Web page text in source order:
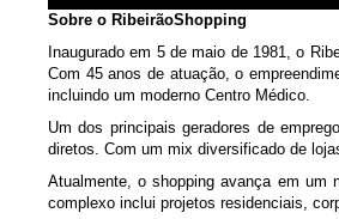
Sobre o RibeirãoShopping
Inaugurado em 5 de maio de 1981, o
Com 45 anos de atuação, o
incluindo um moderno Centro Médico.
Um dos principais geradores de
diretos. Com um mix diversificado de
Atualmente, o shopping avança em um
complexo inclui projetos residenciais,